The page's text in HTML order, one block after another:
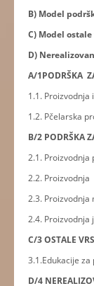
B) Model
C) Model
D)
A/1PODRŠKA
1.1.
1.2. Pčelarska
B/2 PODRŠKA
2.1. Proizvodnja
2.2.
2.3. Proizvodnja
2.4. Proizvodnja
C/3 OSTALE
3.1.Edukacije
D/4